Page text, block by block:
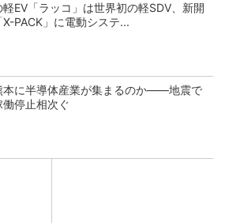
軽EV「ラッコ」は世界初の軽SDV、新開
PACK」に電動システ...
本に半導体産業が集まるのか――地震で
働停止相次ぐ